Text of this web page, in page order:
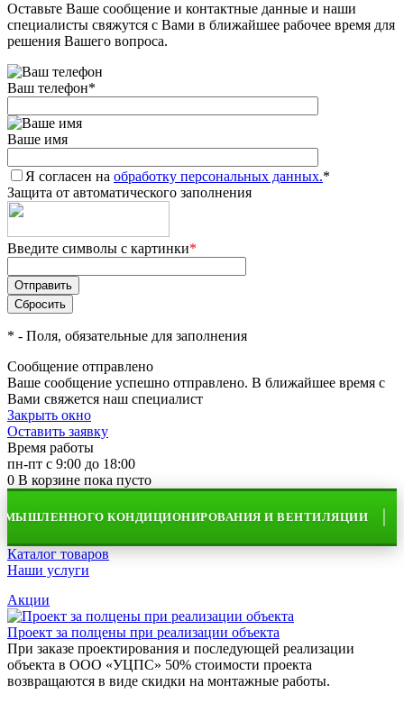
Оставьте Ваше сообщение и контактные данные и наши
специалисты свяжутся с Вами в ближайшее рабочее время для
решения Вашего вопроса.
Ваш телефон*
Ваше имя
Я согласен на обработку персональных данных.*
Защита от автоматического заполнения
Введите символы с картинки*
* - Поля, обязательные для заполнения
Сообщение отправлено
Ваше сообщение успешно отправлено. В ближайшее время с
Вами свяжется наш специалист
Закрыть окно
Оставить заявку
Время работы
пн-пт с 9:00 до 18:00
0 В корзине пока пусто
КОНДИЦИОНИРОВАНИЯ И ВЕНТИЛЯЦИИ
Каталог товаров
Наши услуги
Акции
Проект за полцены при реализации объекта
При заказе проектирования и последующей реализации
объекта в ООО «УЦПС» 50% стоимости проекта
возвращаются в виде скидки на монтажные работы.